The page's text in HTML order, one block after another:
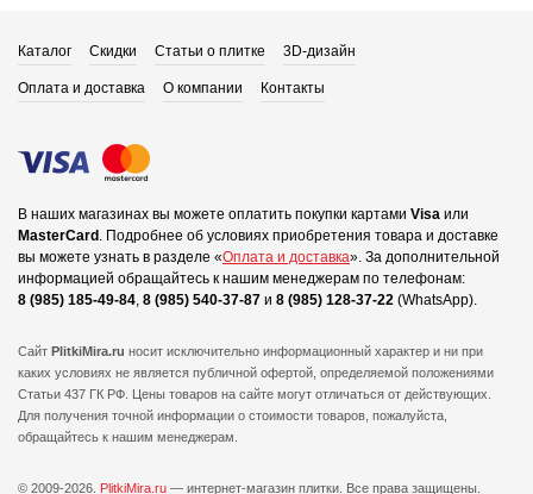
Каталог Скидки Статьи о плитке 3D-дизайн
Оплата и доставка О компании Контакты
В наших магазинах вы можете оплатить покупки картами Visa или
MasterCard . Подробнее об условиях приобретения товара и доставке
вы можете узнать в разделе «Оплата и доставка». За дополнительной
информацией обращайтесь к нашим менеджерам по телефонам:
8 (985) 185-49-84, 8 (985) 540-37-87 и 8 (985) 128-37-22 (WhatsApp).
Сайт PlitkiMira.ru носит исключительно информационный характер и ни при
каких условиях не является публичной офертой, определяемой положениями
Статьи 437 ГК РФ. Цены товаров на сайте могут отличаться от действующих.
Для получения точной информации о стоимости товаров, пожалуйста,
обращайтесь к нашим менеджерам.
© 2009-2026. PlitkiMira.ru — интернет-магазин плитки. Все права защищены.